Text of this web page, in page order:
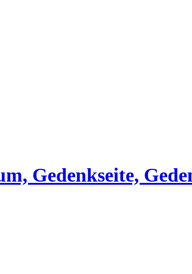
Gedenkseite,